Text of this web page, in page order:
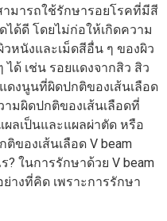
ามารถใช้รักษารอยโรคที่มีสี
ด้ดี โดยไม่ก่อให้เกิดความ
หนังและเม็ดสีอื่น ๆ ของผิว
ด้ เช่น รอยแดงจากสิว สิว
ดงนูนที่ผิดปกติของเส้นเลือด
มผิดปกติของเส้นเลือดที่
ลเป็นและแผลผ่าตัด หรือ
ของเส้นเลือด V beam
? ในการรักษาด้วย V beam
างที่คิด เพราะการรักษา